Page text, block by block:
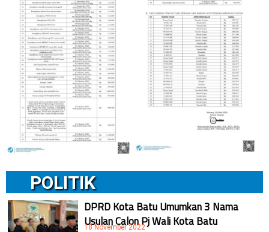
POLITIK
DPRD Kota Batu Umumkan 3 Nama
Usulan Calon Pj Wali Kota Batu
18 November 2022